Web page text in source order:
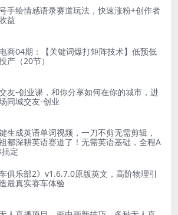
手绘情感语录赛道玩法，快速涨粉+创作者
益
商04期：【关键词爆打矩阵技术】低预低
产（20节）
友-创业课，和你分享如何在你的城市，进
同城交友-创业
生成英语单词视频，一刀不剪无需剪辑，
都深耕英语赛道了！无需英语基础，全程A
定
车俱乐部2》v1.6.7.0原版英文，高阶物理引
最真实赛车体验